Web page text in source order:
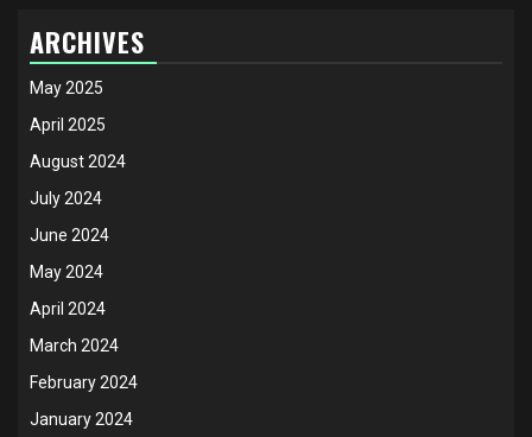
ARCHIVES
May 2025
April 2025
August 2024
July 2024
June 2024
May 2024
April 2024
March 2024
February 2024
January 2024